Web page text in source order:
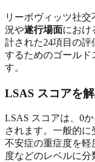
リーボヴィッツ社
況や遂行場面におけ
計された24項目の
するためのゴールド
す。
LSAS スコアを
LSAS スコアは、0
されます。一般的
不安症の重症度を軽
度などのレベルに分